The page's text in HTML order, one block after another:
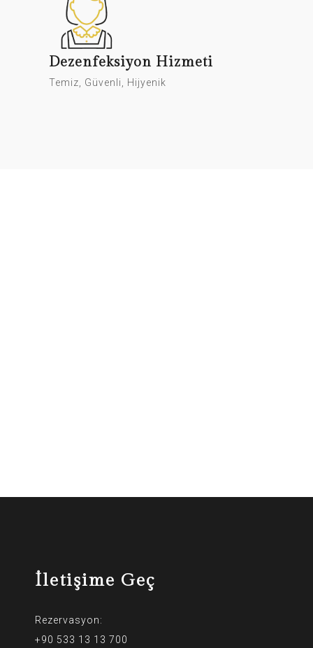
Dezenfeksiyon Hizmeti
Temiz, Güvenli, Hijyenik
İletişime Geç
Rezervasyon:
+90 533 13 13 700